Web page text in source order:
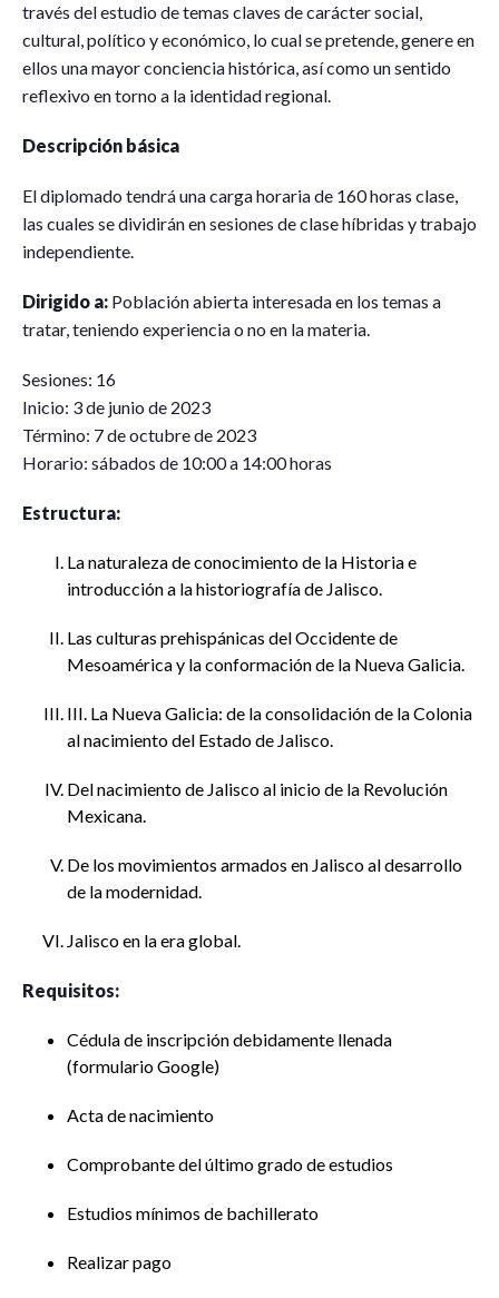
través del estudio de temas claves de carácter social,
cultural, político y económico, lo cual se pretende, genere en
ellos una mayor conciencia histórica, así como un sentido
reflexivo en torno a la identidad regional.
Descripción básica
El diplomado tendrá una carga horaria de 160 horas clase,
las cuales se dividirán en sesiones de clase híbridas y trabajo
independiente.
Dirigido a: Población abierta interesada en los temas a
tratar, teniendo experiencia o no en la materia.
Sesiones: 16
Inicio: 3 de junio de 2023
Término: 7 de octubre de 2023
Horario: sábados de 10:00 a 14:00 horas
Estructura:
La naturaleza de conocimiento de la Historia e
introducción a la historiografía de Jalisco.
Las culturas prehispánicas del Occidente de
Mesoamérica y la conformación de la Nueva Galicia.
III. La Nueva Galicia: de la consolidación de la Colonia
al nacimiento del Estado de Jalisco.
Del nacimiento de Jalisco al inicio de la Revolución
Mexicana.
De los movimientos armados en Jalisco al desarrollo
de la modernidad.
Jalisco en la era global.
Requisitos:
Cédula de inscripción debidamente llenada
(formulario Google)
Acta de nacimiento
Comprobante del último grado de estudios
Estudios mínimos de bachillerato
Realizar pago